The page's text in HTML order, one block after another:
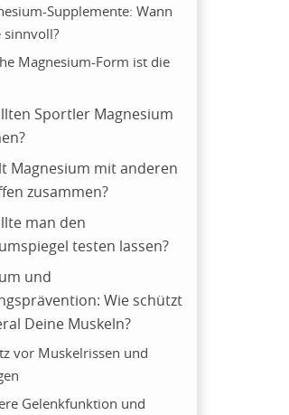
Supplemente: Wann
sinnvoll?
Magnesium-Form ist die
Sportler Magnesium
Magnesium mit anderen
zusammen?
man den
testen lassen?
und
Wie schützt
Deine Muskeln?
vor Muskelrissen und
Gelenkfunktion und